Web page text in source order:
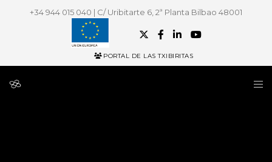
+34 944 015 040 | C/ Uribitarte 6, 2ª Planta Bilbao 48001
PORTAL DE LAS TXIBIRITAS